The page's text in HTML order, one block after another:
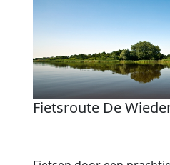
Fietsroute De